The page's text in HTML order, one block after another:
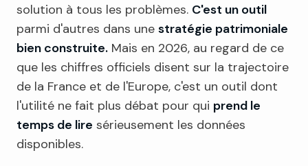
solution à tous les problèmes. C'est un outil
parmi d'autres dans une stratégie patrimoniale
bien construite. Mais en 2026, au regard de ce
que les chiffres officiels disent sur la trajectoire
de la France et de l'Europe, c'est un outil dont
l'utilité ne fait plus débat pour qui prend le
temps de lire sérieusement les données
disponibles.